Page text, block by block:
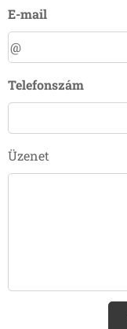
E-mail
Telefonszám
Üzenet